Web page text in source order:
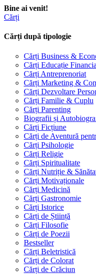
Bine ai venit!
Cărți
Cărți după tipologie
Cărți Business &
Cărți Educație
Cărți Antreprenoriat
Cărți Marketing &
Cărți Dezvoltare
Cărți Familie & Cuplu
Cărți Parenting
Biografii și
Cărți Ficțiune
Cărți de Aventură
Cărți Psihologie
Cărți Religie
Cărți Spiritualitate
Cărți Nutriție &
Cărți Motivaționale
Cărți Medicină
Cărți Gastronomie
Cărți Istorice
Cărți de Știință
Cărți Filosofie
Cărți de Poezii
Bestseller
Cărți Beletristică
Cărți de Colorat
Cărți de Crăciun